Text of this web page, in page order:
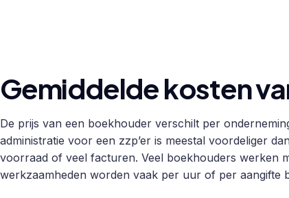
Gemiddelde kosten
De prijs van een boekhouder verschilt per
administratie voor een zzp’er is meestal voordeliger
voorraad of veel facturen. Veel boekhouders werken
werkzaamheden worden vaak per uur of per aangifte